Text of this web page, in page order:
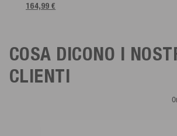
164,99 €
COSA DICONO I
CLIENTI